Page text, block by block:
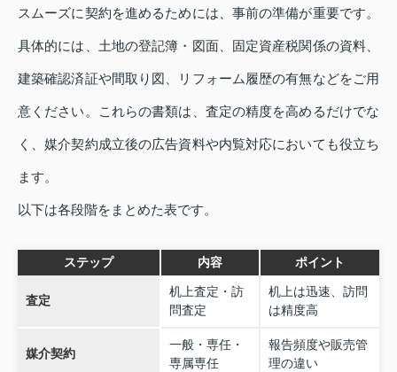
スムーズに契約を進めるためには、事前の準備が重要です。
具体的には、土地の登記簿・図面、固定資産税関係の資料、
建築確認済証や間取り図、リフォーム履歴の有無などをご用
意ください。これらの書類は、査定の精度を高めるだけでな
く、媒介契約成立後の広告資料や内覧対応においても役立ち
ます。
以下は各段階をまとめた表です。
ステップ 内容 ポイント
査定
机上査定・訪
問査定
机上は迅速、訪問
は精度高
媒介契約
一般・専任・
専属専任
報告頻度や販売管
理の違い